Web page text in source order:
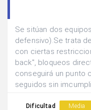
Se sitúan dos
defensivo).Se trata
con ciertas
back", bloqueos
conseguirá un punto
seguidos sin
Dificultad Media